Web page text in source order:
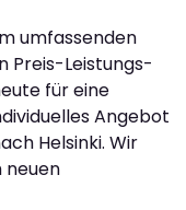
umfassenden
Preis-Leistungs-
für eine
Angebot
Helsinki. Wir
neuen